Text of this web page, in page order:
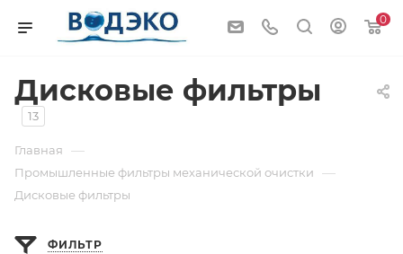
0
Дисковые фильтры
13
Главная —
Промышленные фильтры механической очистки —
Дисковые фильтры
ФИЛЬТР